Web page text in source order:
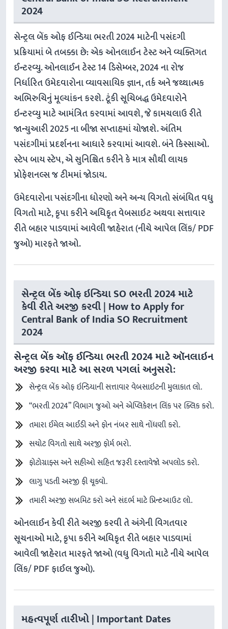
2024
સેન્ટ્રલ બેંક ઓફ ઈન્ડિયા ભરતી 2024 માટેની પસંદગી
પ્રક્રિયામાં બે તબક્કા છે: એક ઓનલાઈન ટેસ્ટ અને વ્યક્તિગત
ઈન્ટરવ્યુ. ઓનલાઈન ટેસ્ટ 14 ડિસેમ્બર, 2024 ના રોજ
નિર્ધારિત ઉમેદવારોના વ્યાવસાયિક જ્ઞાન, તર્ક અને જથ્થાત્મક
અભિરુચિનું મૂલ્યાંકન કરશે. ટૂંકી સૂચિબદ્ધ ઉમેદવારોને
ઇન્ટરવ્યુ માટે આમંત્રિત કરવામાં આવશે, જે કામચલાઉ રીતે
જાન્યુઆરી 2025 ના બીજા સપ્તાહમાં યોજાશે. અંતિમ
પસંદગીમાં પ્રદર્શનના આધારે કરવામાં આવશે. બંને કિસ્સાઓ.
સ્ટેપ બાય સ્ટેપ, એ સુનિશ્ચિત કરીને કે માત્ર સૌથી લાયક
પ્રોફેશનલ્સ જ ટીમમાં જોડાય.
ઉમેદવારોના પસંદગીના ધોરણો અને અન્ય વિગતો સંબંધિત વધુ
વિગતો માટે, કૃપા કરીને અધિકૃત વેબસાઇટ અથવા સત્તાવાર
રીતે બહાર પાડવામાં આવેલી જાહેરાત (નીચે આપેલ લિંક/ PDF
જુઓ) મારફતે જાઓ.
સેન્ટ્રલ બેંક ઓફ ઇન્ડિયા SO ભરતી 2024 માટે
કેવી રીતે અરજી કરવી | How to Apply for
Central Bank of India SO Recruitment
2024
સેન્ટ્રલ બેંક ઑફ ઈન્ડિયા ભરતી 2024 માટે ઑનલાઇન
અરજી કરવા માટે આ સરળ પગલાં અનુસરો:
સેન્ટ્રલ બેંક ઓફ ઇન્ડિયાની સત્તાવાર વેબસાઇટની મુલાકાત લો.
“ભરતી 2024” વિભાગ જુઓ અને એપ્લિકેશન લિંક પર ક્લિક કરો.
તમારા ઈમેલ આઈડી અને ફોન નંબર સાથે નોંધણી કરો.
સચોટ વિગતો સાથે અરજી ફોર્મ ભરો.
ફોટોગ્રાફ્સ અને સહીઓ સહિત જરૂરી દસ્તાવેજો અપલોડ કરો.
લાગુ પડતી અરજી ફી ચૂકવો.
તમારી અરજી સબમિટ કરો અને સંદર્ભ માટે પ્રિન્ટઆઉટ લો.
ઓનલાઈન કેવી રીતે અરજી કરવી તે અંગેની વિગતવાર
સૂચનાઓ માટે, કૃપા કરીને અધિકૃત રીતે બહાર પાડવામાં
આવેલી જાહેરાત મારફતે જાઓ (વધુ વિગતો માટે નીચે આપેલ
લિંક/ PDF ફાઈલ જુઓ).
મહત્વપૂર્ણ તારીખો | Important Dates